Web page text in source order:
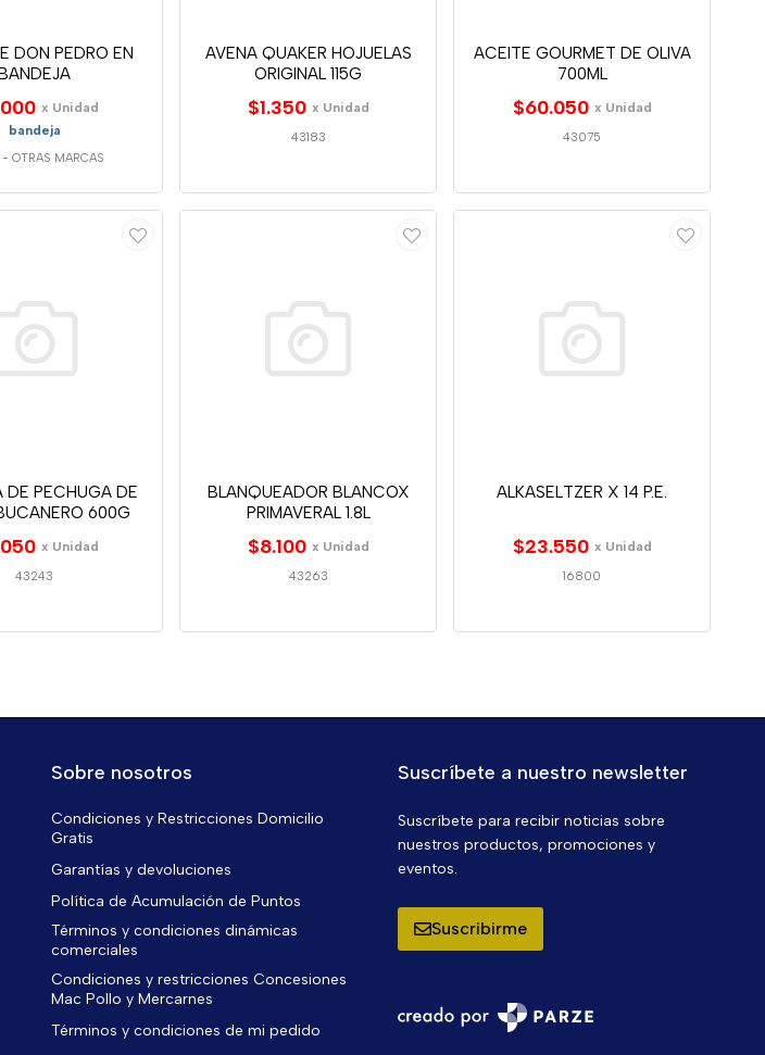
DON PEDRO EN
x Unidad
bandeja
-OTRAS MARCAS
AVENA QUAKER HOJUELAS
ORIGINAL 115G
$1.350 x Unidad
43183
ACEITE GOURMET DE OLIVA
700ML
$60.050 x Unidad
43075
DE PECHUGA DE
600G
x Unidad
43243
BLANQUEADOR BLANCOX
PRIMAVERAL 1.8L
$8.100 x Unidad
43263
ALKASELTZER X 14 P.E.
$23.550 x Unidad
16800
Sobre nosotros
Condiciones y Restricciones Domicilio
Gratis
Garantías y devoluciones
Política de Acumulación de Puntos
Términos y condiciones dinámicas
comerciales
Condiciones y restricciones Concesiones
Mac Pollo y Mercarnes
Términos y condiciones de mi pedido
Suscríbete a nuestro newsletter
Suscríbete para recibir noticias sobre
nuestros productos, promociones y
eventos.
Suscribirme